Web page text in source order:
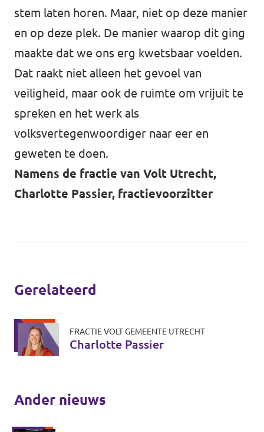
stem laten horen. Maar, niet op deze manier
en op deze plek. De manier waarop dit ging
maakte dat we ons erg kwetsbaar voelden.
Dat raakt niet alleen het gevoel van
veiligheid, maar ook de ruimte om vrijuit te
spreken en het werk als
volksvertegenwoordiger naar eer en
geweten te doen.
Namens de fractie van Volt Utrecht,
Charlotte Passier, fractievoorzitter
Gerelateerd
FRACTIE VOLT GEMEENTE UTRECHT
Charlotte Passier
Ander nieuws